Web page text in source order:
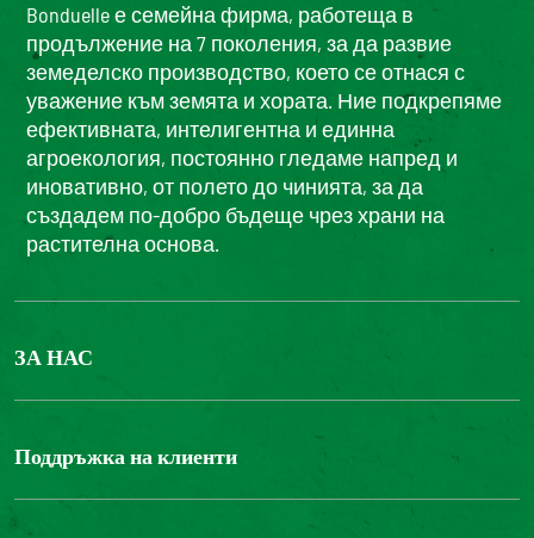
Bonduelle е семейна фирма, работеща в
продължение на 7 поколения, за да развие
земеделско производство, което се отнася с
уважение към земята и хората. Ние подкрепяме
ефективната, интелигентна и единна
агроекология, постоянно гледаме напред и
иновативно, от полето до чинията, за да
създадем по-добро бъдеще чрез храни на
растителна основа.
ЗА НАС
БОНДЮЕЛ ГРУП
Поддръжка на клиенти
Свържете се с нас